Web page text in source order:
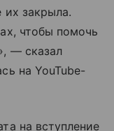
закрыла.
чтобы помочь
— сказал
на YouTube-
на вступление